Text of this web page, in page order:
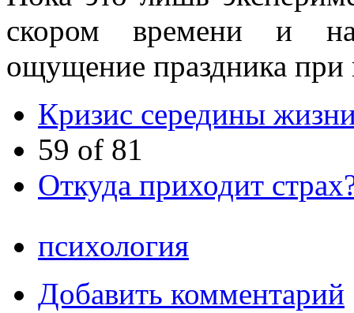
скором времени и
ощущение праздника при
Кризис середины
59 of 81
Откуда приходит
психология
Добавить комментарий